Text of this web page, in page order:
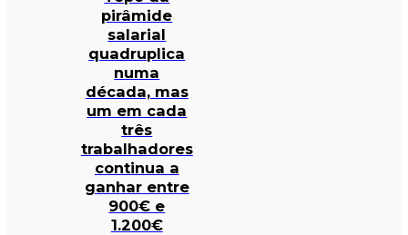
pirâmide
salarial
quadruplica
numa
década, mas
um em cada
três
trabalhadores
continua a
ganhar entre
900€ e
1.200€